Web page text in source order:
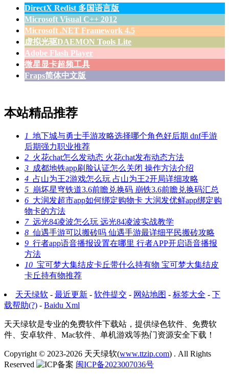
DirectX Redist 多国语言版
Microsoft Visual C++ 2012
Microsoft .NET Framework 4.5
虚拟光驱DAEMON Tools Lite
Adobe Flash Player
微星显卡超频工具
Fraps简体中文版
本站精品推荐
1 地下城与勇士手游攻略选择哪个角色好后期 dnf手游
后期强力职业推荐
2 火花chat怎么发动态 火花chat发布动态方法
3 成都地铁app刷脸认证怎么关闭 操作方法介绍
4 占山为王2游戏怎么玩 占山为王2开局详细攻略
5 崩坏星穹铁道3.6前瞻兑换码 崩铁3.6前瞻兑换码汇总
6 大润发超市app如何绑定购物卡 大润发优鲜app绑定购
物卡的方法
7远光84凌波怎么玩 远光84凌波实战教学
8 仙遇手游可以搬砖吗 仙遇手游最详细平民搬砖攻略
9 行者app语音播报设置在哪里 行者APP开启语音播报
方法
10 宝可梦大集结皮卡丘带什么持有物 宝可梦大集结皮
卡丘持有物推荐
天天绿软 - 最近更新 - 软件提交 - 网站地图 - 标签大全 - 下
载帮助(?) - Baidu Xml
天天绿软是专业的免费软件下载站，提供绿色软件、免费软
件、安卓软件、Mac软件、单机游戏等热门资源安全下载！
Copyright © 2023-2026 天天绿软(www.ttzip.com) . All Rights
Reserved
闽ICP备2023007036号